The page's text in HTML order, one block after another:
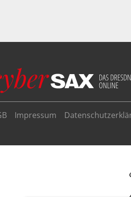
Impressum